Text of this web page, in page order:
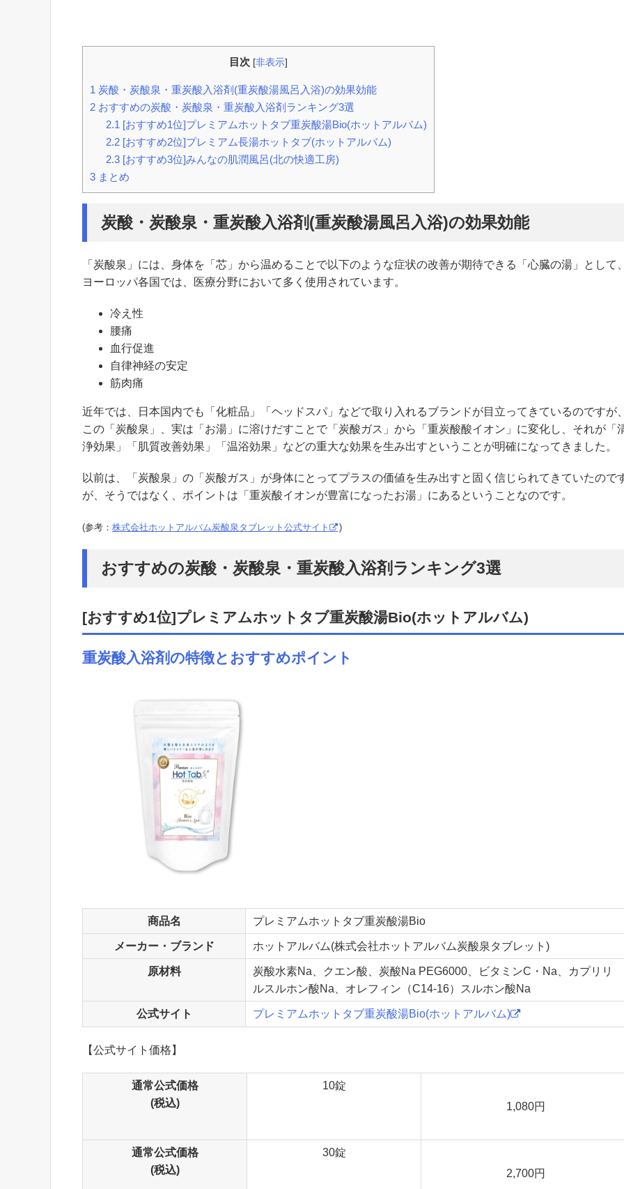
目次 [非表示]
1 炭酸・炭酸泉・重炭酸入浴剤(重炭酸湯風呂入浴)の効果効能
2 おすすめの炭酸・炭酸泉・重炭酸入浴剤ランキング3選
2.1 [おすすめ1位]プレミアムホットタブ重炭酸湯Bio(ホットアルバム)
2.2[おすすめ2位]プレミアム長湯ホットタブ(ホットアルバム)
2.3[おすすめ3位]みんなの肌潤風呂(北の快適工房)
3 まとめ
炭酸・炭酸泉・重炭酸入浴剤(重炭酸湯風呂入浴)の効果効能
「炭酸泉」には、身体を「芯」から温めることで以下のような症状の改善が期待できる「心臓の湯」として、
ヨーロッパ各国では、医療分野において多く使用されています。
冷え性
腰痛
血行促進
自律神経の安定
筋肉痛
近年では、日本国内でも「化粧品」「ヘッドスパ」などで取り入れるブランドが目立ってきているのですが、
この「炭酸泉」、実は「お湯」に溶けだすことで「炭酸ガス」から「重炭酸酸イオン」に変化し、それが「
浄効果」「肌質改善効果」「温浴効果」などの重大な効果を生み出すということが明確になってきました。
以前は、「炭酸泉」の「炭酸ガス」が身体にとってプラスの価値を生み出すと固く信じられてきていたので
が、そうではなく、ポイントは「重炭酸イオンが豊富になったお湯」にあるということなのです。
(参考： 株式会社ホットアルバム炭酸泉タブレット公式サイト )
おすすめの炭酸・炭酸泉・重炭酸入浴剤ランキング3選
[おすすめ1位]プレミアムホットタブ重炭酸湯Bio(ホットアルバム)
重炭酸入浴剤の特徴とおすすめポイント
商品名 プレミアムホットタブ重炭酸湯Bio
メーカー・ブランド ホットアルバム(株式会社ホットアルバム炭酸泉タブレット)
原材料
炭酸水素Na、クエン酸、炭酸Na PEG6000、ビタミンC・Na、カプリリ
ルスルホン酸Na、オレフィン（C14-16）スルホン酸Na
公式サイト プレミアムホットタブ重炭酸湯Bio(ホットアルバム)
【公式サイト価格】
通常公式価格
(税込)
10錠
1,080円
通常公式価格
(税込)
30錠
2,700円